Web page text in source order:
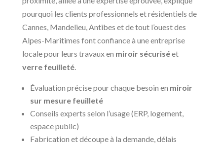
pourquoi les clients professionnels et résidentiels de
Cannes, Mandelieu, Antibes et de tout l’ouest des
Alpes-Maritimes font confiance à une entreprise
locale pour leurs travaux en miroir sécuriséet
verre feuilleté.
Évaluation précise pour chaque besoin en miroir
sur mesure feuilleté
Conseils experts selon l’usage (ERP, logement,
espace public)
Fabrication et découpe à la demande, délais